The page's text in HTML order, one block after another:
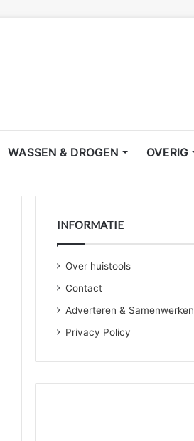
WASSEN & DROGEN OVERIG
INFORMATIE
Over huistools
Contact
Adverteren & Samenwerken
Privacy Policy